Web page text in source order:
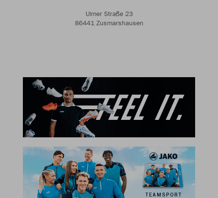
Ulmer Straße 23
86441 Zusmarshausen